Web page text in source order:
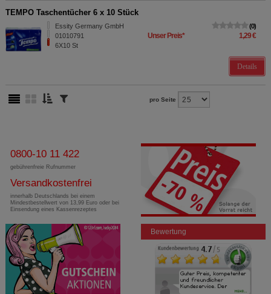
TEMPO Taschentücher 6 x 10 Stück
Essity Germany GmbH
01010791
6X10 St
0
Unser Preis* 1,29 €
Details
pro Seite
0800-10 11 422
gebührenfreie Rufnummer
Versandkostenfrei
innerhalb Deutschlands bei einem
Mindestbestellwert von 13,99 Euro oder bei
Einsendung eines Kassenrezeptes
Bewertung